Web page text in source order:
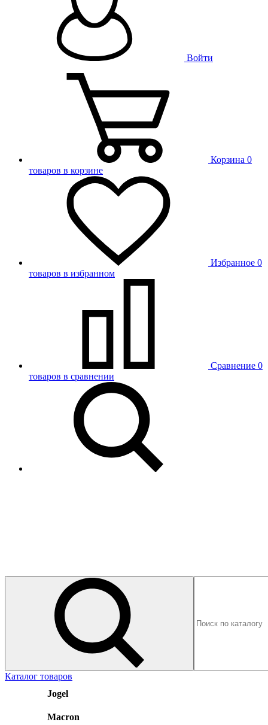
Войти
Корзина 0
товаров в корзине
Избранное 0
товаров в избранном
Сравнение 0
товаров в сравнении
Каталог товаров
Jogel
Macron